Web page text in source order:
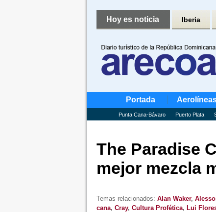
Hoy es noticia Iberia
Portada
Punta Cana-Bávaro Puerto Plata
The Paradise
mejor mezcla
Temas relacionados: Alan Waker, Alesso
cana, Cray, Cultura Profética, Lui